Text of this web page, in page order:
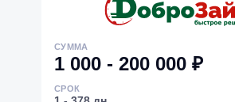
СУММА
1 000 - 200 000 ₽
СРОК